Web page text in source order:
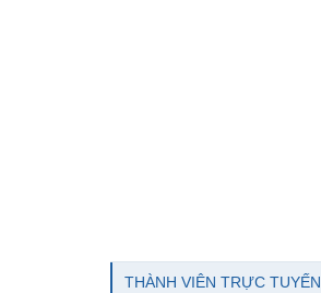
THÀNH VIÊN TRỰC TUYẾN